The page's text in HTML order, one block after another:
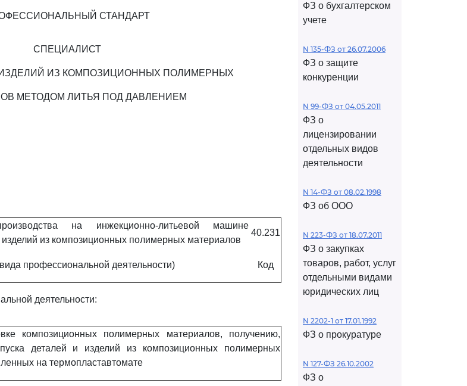
СТАНДАРТ
СПЕЦИАЛИСТ
ИЗ КОМПОЗИЦИОННЫХ ПОЛИМЕРНЫХ
МЕТОДОМ ЛИТЬЯ ПОД ДАВЛЕНИЕМ
на инжекционно-литьевой машине
из композиционных полимерных материалов
40.231
профессиональной деятельности) Код
деятельности:
композиционных полимерных материалов, получению,
деталей и изделий из композиционных полимерных
на термопластавтомате
ФЗ о бухгалтерском
учете
N 135-ФЗ от 26.07.2006
ФЗ о защите
конкуренции
N 99-ФЗ от 04.05.2011
ФЗ о
лицензировании
отдельных видов
деятельности
N 14-ФЗ от 08.02.1998
ФЗ об ООО
N 223-ФЗ от 18.07.2011
ФЗ о закупках
товаров, работ, услуг
отдельными видами
юридических лиц
N 2202-1 от 17.01.1992
ФЗ о прокуратуре
N 127-ФЗ 26.10.2002
ФЗ о